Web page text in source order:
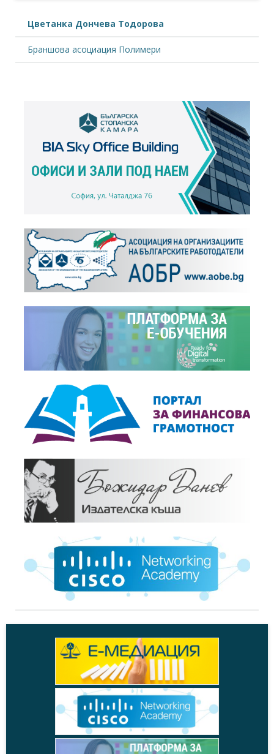
Цветанка Дончева Тодорова
Браншова асоциация Полимери